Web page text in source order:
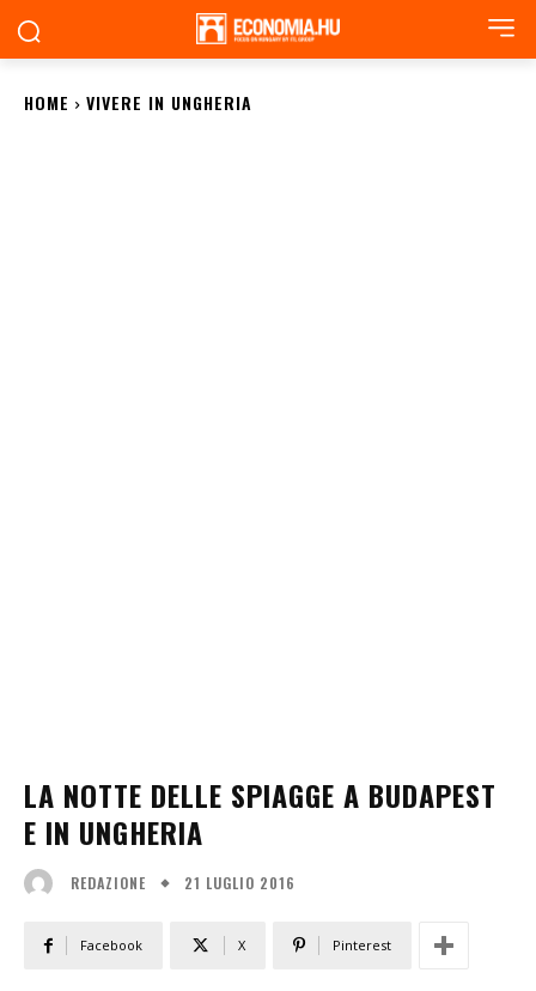
HOME VIVERE IN UNGHERIA
LA NOTTE DELLE SPIAGGE A BUDAPEST
E IN UNGHERIA
REDAZIONE 21 LUGLIO 2016
Facebook X Pinterest